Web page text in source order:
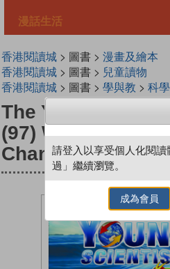
漫話生活
香港閱讀城> 圖書 > 漫畫及繪本
香港閱讀城> 圖書 > 兒童讀物
香港閱讀城> 圖書 > 學與教 > 科學
The Young
(97) Whales Help
Change請登入以享受個人化閱讀
過」繼續瀏覽。
成為會員